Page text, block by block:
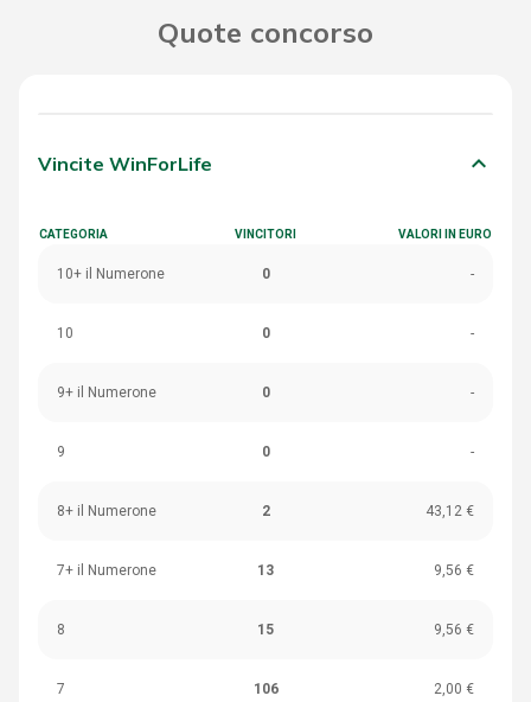
Quote concorso
Vincite WinForLife keyboard_arrow_down
CATEGORIA VINCITORI VALORI IN EURO
10+ il Numerone 0 -
10 0 -
9+ il Numerone 0 -
9 0 -
8+ il Numerone 2 43,12 €
7+ il Numerone 13 9,56 €
8 15 9,56 €
7 106 2,00 €